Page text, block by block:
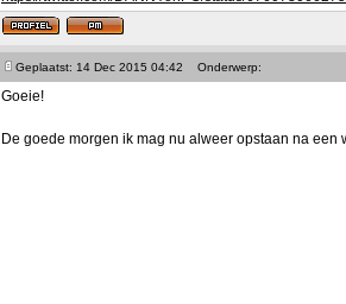
Geplaatst: 14 Dec 2015 04:42 Onderwerp:
Goeie!
De goede morgen ik mag nu alweer opstaan na een